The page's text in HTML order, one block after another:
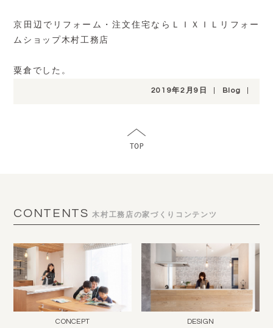
京田辺でリフォーム・注文住宅ならＬＩＸＩＬリフォー
ムショップ木村工務店
粟倉でした。
2019年2月9日 Blog
CONTENTS 木村工務店の家づくりコンテンツ
CONCEPT
DESIGN